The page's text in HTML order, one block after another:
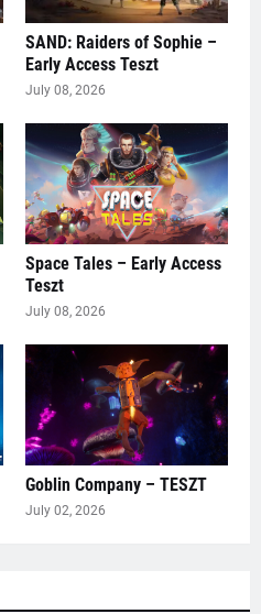
SAND: Raiders of Sophie –
Early Access Teszt
July 08, 2026
Space Tales – Early Access
Teszt
July 08, 2026
Goblin Company – TESZT
July 02, 2026